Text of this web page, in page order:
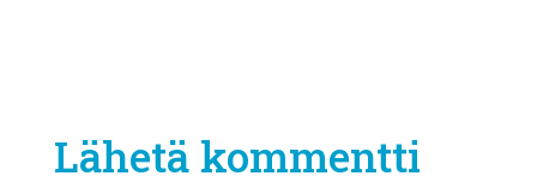
Lähetä kommentti